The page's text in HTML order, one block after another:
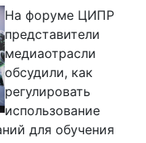
На форуме ЦИПР
представители
медиаотрасли
обсудили, как
регулировать
использование
для обучения